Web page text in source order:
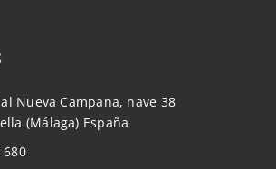
Nueva Campana, nave 38
(Málaga) España
680